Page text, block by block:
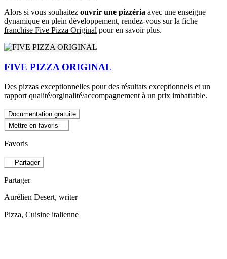
Alors si vous souhaitez ouvrir une pizzéria avec une enseigne
dynamique en plein développement, rendez-vous sur la fiche
franchise Five Pizza Original pour en savoir plus.
FIVE PIZZA ORIGINAL
Des pizzas exceptionnelles pour des résultats exceptionnels et un
rapport qualité/orginalité/accompagnement à un prix imbattable.
Documentation gratuite
Mettre en favoris
Favoris
Partager
Partager
Aurélien Desert, writer
Pizza, Cuisine italienne